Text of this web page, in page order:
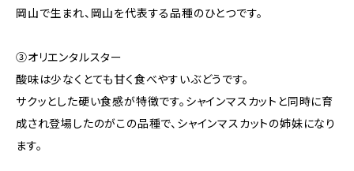
岡山で生まれ、岡山を代表する品種のひとつです。
③オリエンタルスター
酸味は少なくとても甘く食べやすいぶどうです。
サクッとした硬い食感が特徴です。シャインマスカットと同時に育
成され登場したのがこの品種で、シャインマスカットの姉妹になり
ます。